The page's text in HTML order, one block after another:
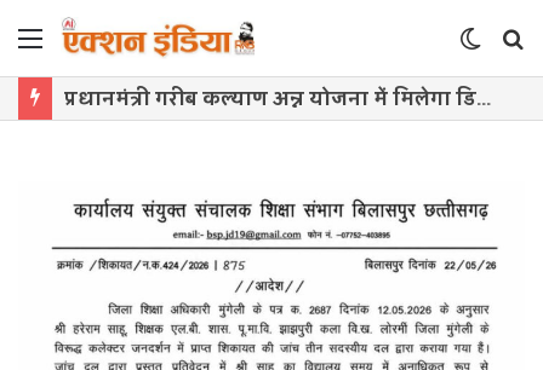
Menu
Switch
skin
प्रधानमंत्री गरीब कल्याण अन्न योजना में मिलेगा डिजिटल टोकन